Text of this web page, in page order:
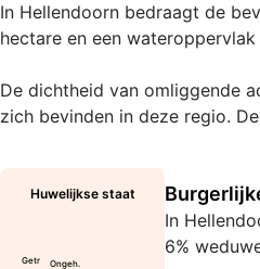
In Hellendoorn bedraagt de
hectare en een
De dichtheid van omliggende
zich bevinden in deze regio.
Huwelijkse staat
Getr Ongeh.
In
6%